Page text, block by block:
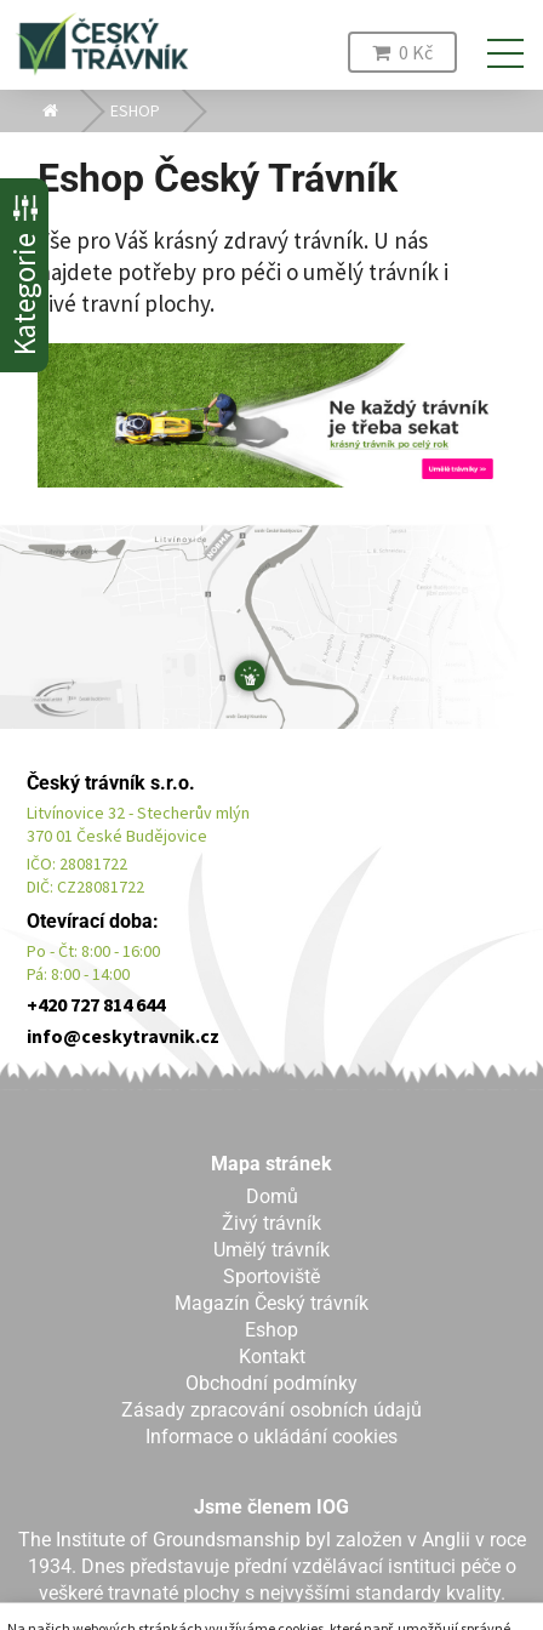
0 Kč
PŘÍRODNÍ TRÁVNÍKY
UMĚLÝ TRÁVNÍK
GOLF
ZAVLAŽOVÁNÍ
REFERENCE
ESHOP
KONTAKT
ESHOP
Kategorie
Eshop Český Trávník
Vše pro Váš krásný zdravý trávník. U nás
najdete potřeby pro péči o umělý trávník i
živé travní plochy.
Český trávník s.r.o.
Litvínovice 32 - Stecherův mlýn
370 01 České Budějovice
IČO: 28081722
DIČ: CZ28081722
Otevírací doba:
Po - Čt: 8:00 - 16:00
Pá: 8:00 - 14:00
+420 727 814 644
info@ceskytravnik.cz
Mapa stránek
Domů
Živý trávník
Umělý trávník
Sportoviště
Magazín Český trávník
Eshop
Kontakt
Obchodní podmínky
Zásady zpracování osobních údajů
Informace o ukládání cookies
Jsme členem IOG
The Institute of Groundsmanship byl založen v Anglii v roce
1934. Dnes představuje přední vzdělávací isntituci péče o
veškeré travnaté plochy s nejvyššími standardy kvality.